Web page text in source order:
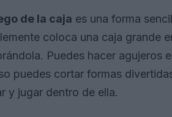
de la caja es una forma
coloca una caja grande
Puedes hacer agujeros
puedes cortar formas
y jugar dentro de ella.